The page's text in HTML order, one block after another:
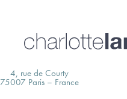
Skip
to
4, rue de Courty
75007 Paris – France